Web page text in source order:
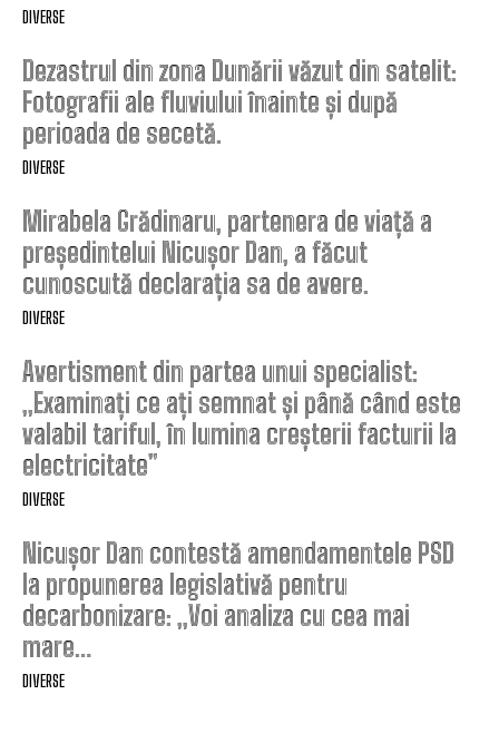
DIVERSE
Dezastrul din zona Dunării văzut din satelit:
Fotografii ale fluviului înainte și după
perioada de secetă.
DIVERSE
Mirabela Grădinaru, partenera de viață a
președintelui Nicușor Dan, a făcut
cunoscută declarația sa de avere.
DIVERSE
Avertisment din partea unui specialist:
„Examinați ce ați semnat și până când este
valabil tariful, în lumina creșterii facturii la
electricitate”
DIVERSE
Nicușor Dan contestă amendamentele PSD
la propunerea legislativă pentru
decarbonizare: „Voi analiza cu cea mai
mare…
DIVERSE